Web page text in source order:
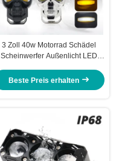
3 Zoll 40w Motorrad Schädel
Scheinwerfer Außenlicht LED
Beste Preis erhalten